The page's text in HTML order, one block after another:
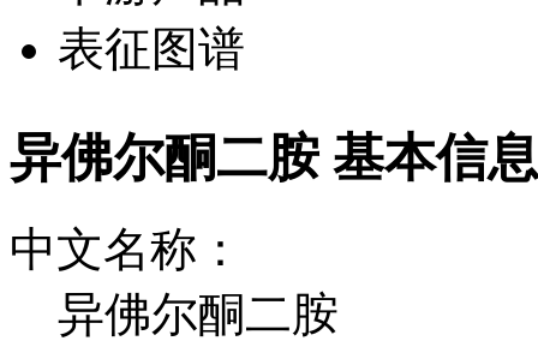
表征图谱
异佛尔酮二胺 基本信息
中文名称：
异佛尔酮二胺